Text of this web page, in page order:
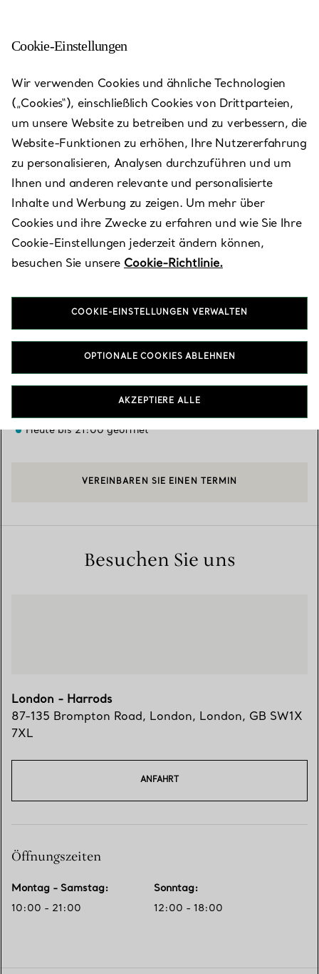
London -
Harrods
Heute bis 21:00 geöffnet
VEREINBAREN SIE EINEN TERMIN
Besuchen Sie uns
London - Harrods
87-135 Brompton Road, London, London, GB SW1X
7XL
ANFAHRT
Öffnungszeiten
Montag - Samstag:
10:00 - 21:00
Sonntag:
12:00 - 18:00
Cookie-Einstellungen
Wir verwenden Cookies und ähnliche Technologien
(„Cookies“), einschließlich Cookies von Drittparteien,
um unsere Website zu betreiben und zu verbessern, die
Website-Funktionen zu erhöhen, Ihre Nutzererfahrung
zu personalisieren, Analysen durchzuführen und um
Ihnen und anderen relevante und personalisierte
Inhalte und Werbung zu zeigen. Um mehr über
Cookies und ihre Zwecke zu erfahren und wie Sie Ihre
Cookie-Einstellungen jederzeit ändern können,
besuchen Sie unsere Cookie-Richtlinie.
COOKIE-EINSTELLUNGEN VERWALTEN
OPTIONALE COOKIES ABLEHNEN
AKZEPTIERE ALLE